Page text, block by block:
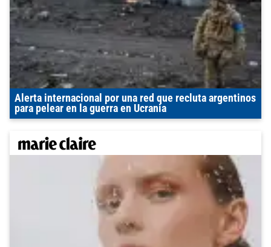
Alerta internacional por una red que recluta argentinos
para pelear en la guerra en Ucrania